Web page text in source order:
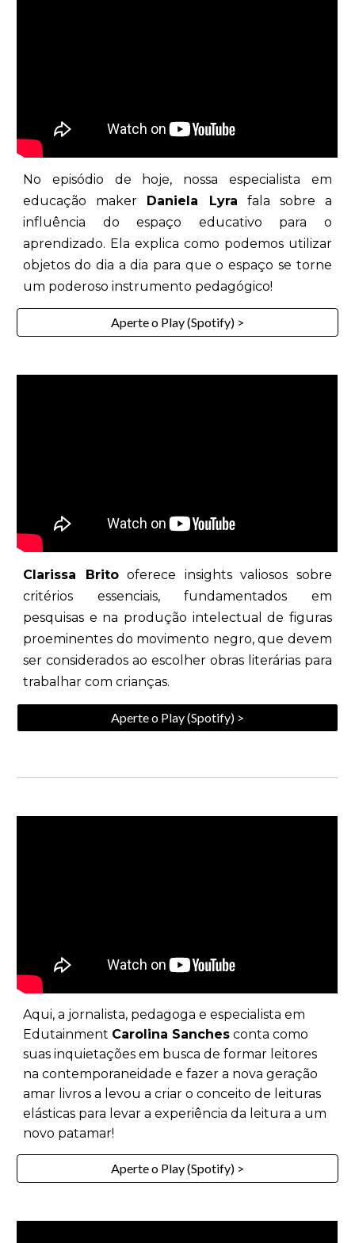
No episódio de hoje, nossa especialista em
educação maker
Daniela Lyra fala sobre a
influência do espaço educativo para o
aprendizado. Ela explica como podemos utilizar
objetos do dia a dia para que o espaço se torne
um poderoso instrumento pedagógico!
Aperte o Play (Spotify) >
Clarissa Britooferece insights valiosos sobre
critérios essenciais, fundamentados em
pesquisas e na produção intelectual de figuras
proeminentes do movimento negro, que devem
ser considerados ao escolher obras literárias para
trabalhar com crianças.
Aperte o Play (Spotify) >
Aqui, a jornalista, pedagoga e especialista em
Edutainment Carolina Sanches conta como
suas inquietações em busca de formar leitores
na contemporaneidade e fazer a nova geração
amar livros a levou a criar o conceito de leituras
elásticas para levar a experiência da leitura a um
novo patamar!
Aperte o Play (Spotify) >